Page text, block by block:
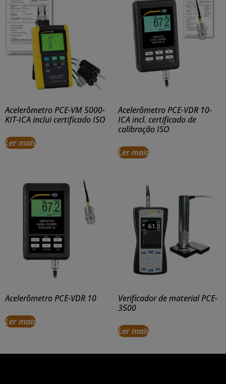
Acelerômetro PCE-VM 5000-
KIT-ICA inclui certificado ISO
Ler mais
Acelerômetro PCE-VDR 10-
ICA incl. certificado de
calibração ISO
Ler mais
Acelerômetro PCE-VDR 10
Ler mais
Verificador de material PCE-
3500
Ler mais